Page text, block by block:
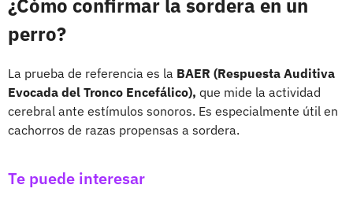
¿Cómo confirmar la sordera en un
perro?
La prueba de referencia es la BAER (Respuesta Auditiva
Evocada del Tronco Encefálico), que mide la actividad
cerebral ante estímulos sonoros. Es especialmente útil en
cachorros de razas propensas a sordera.
Te puede interesar